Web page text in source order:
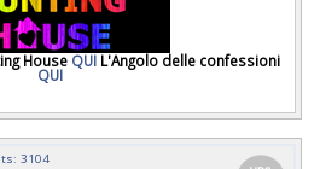
House QUI L'Angolo delle confessioni
QUI
3104